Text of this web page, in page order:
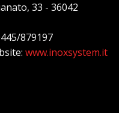
33 - 36042
879197
www.inoxsystem.it